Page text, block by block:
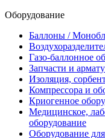
Оборудование
Баллоны /
Газо-баллонное
Запчасти и
Изоляция,
Компрессора и
Криогенное
Медицинское,
оборудование
Оборудование